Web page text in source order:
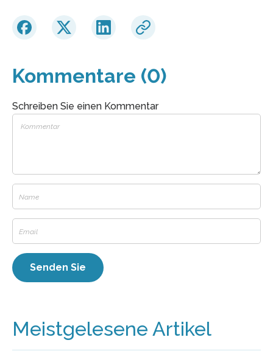
Kommentare (0)
Schreiben Sie einen Kommentar
Meistgelesene Artikel